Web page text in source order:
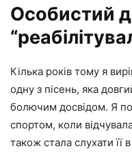
Особистий
Кілька років тому я
одну з пісень, яка
болючим досвідом. Я
спортом, коли
також стала слухати її